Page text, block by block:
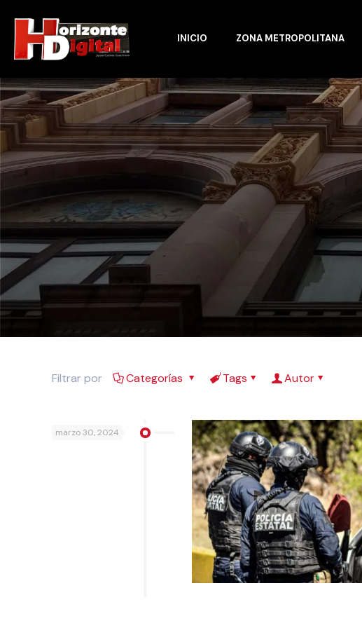
INICIO ZONA METROPOLITANA
Filtrar por Categorías Tags Autor
marzo 30, 2024